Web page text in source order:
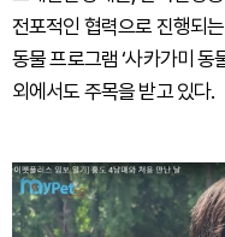
전포적인 협력으로 진행되
동물 프로그램 ‘사카가미 동
외에서도 주목을 받고 있다.